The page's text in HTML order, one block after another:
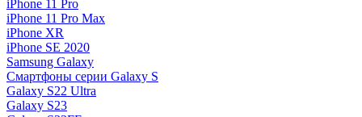
iPhone 11 Pro
iPhone 11 Pro Max
iPhone XR
iPhone SE 2020
Samsung Galaxy
Смартфоны серии Galaxy S
Galaxy S22 Ultra
Galaxy S23